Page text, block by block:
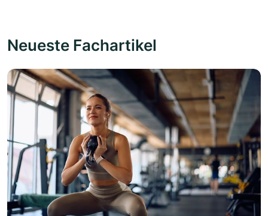
Neueste Fachartikel